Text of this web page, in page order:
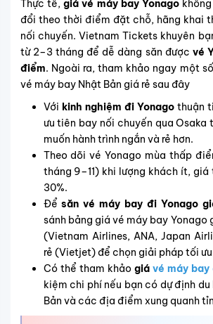
Thực tế,giá vé máy bay Yonago
đổi theo thời điểm đặt chỗ, hãng khai
nối chuyến. Vietnam Tickets khuyên
từ 2–3 tháng để dễ dàng săn được vé
điểm. Ngoài ra, tham khảo ngay một
vé máy bay Nhật Bản giá rẻ sau đây
Với kinh nghiệm đi Yonagothuận
ưu tiên bay nối chuyến qua Osaka
muốn hành trình ngắn và rẻ hơn.
Theo dõi vé Yonago mùa thấp
tháng 9–11) khi lượng khách ít,
30%.
Đểsăn vé máy bay đi Yonago
sánh bảng giá vé máy bay Yonago
(Vietnam Airlines, ANA, Japan
rẻ (Vietjet) để chọn giải pháp tối
Có thể tham khảo giá vé máy
kiệm chi phí nếu bạn có dự định
Bản và các địa điểm xung quanh